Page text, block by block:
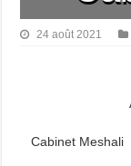
24 août 2021
Cabinet Meshali